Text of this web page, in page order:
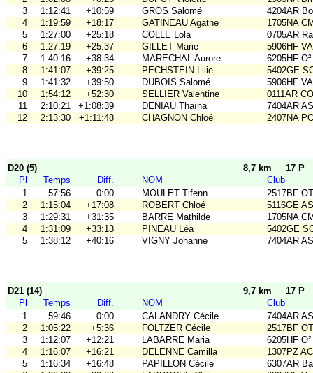
3
1:12:41 +10:59 GROS Salomé
4204AR
4
1:19:59 +18:17 GATINEAU Agathe
1705NA
5
1:27:00 +25:18 COLLE Lola
0705AR
6
1:27:19 +25:37 GILLET Marie
5906HF
7
1:40:16 +38:34 MARECHAL Aurore
6205HF O²
8
1:41:07 +39:25 PECHSTEIN Lilie
5402GE
9
1:41:32 +39:50 DUBOIS Salomé
5906HF
10
1:54:12 +52:30 SELLIER Valentine
0111AR
11
2:10:21 +1:08:39 DENIAU Thaïna
7404AR
12
2:13:30 +1:11:48 CHAGNON Chloé 2407NA
D20 (5) 8,7 km
17 P
Pl
Temps Diff. NOM
Club
1
57:56 0:00 MOULET Tifenn
2517BF
2
1:15:04 +17:08 ROBERT Chloé
5116GE
3
1:29:31 +31:35 BARRE Mathilde
1705NA
4
1:31:09 +33:13 PINEAU Léa
5402GE
5
1:38:12 +40:16 VIGNY Johanne 7404AR
D21 (14) 9,7 km
17 P
Pl
Temps Diff. NOM
Club
1
59:46 0:00 CALANDRY Cécile
7404AR
2
1:05:22 +5:36 FOLTZER Cécile
2517BF
3
1:12:07 +12:21 LABARRE Maria
6205HF O²
4
1:16:07 +16:21 DELENNE Camilla
1307PZ
5
1:16:34 +16:48 PAPILLON Cécile
6307AR